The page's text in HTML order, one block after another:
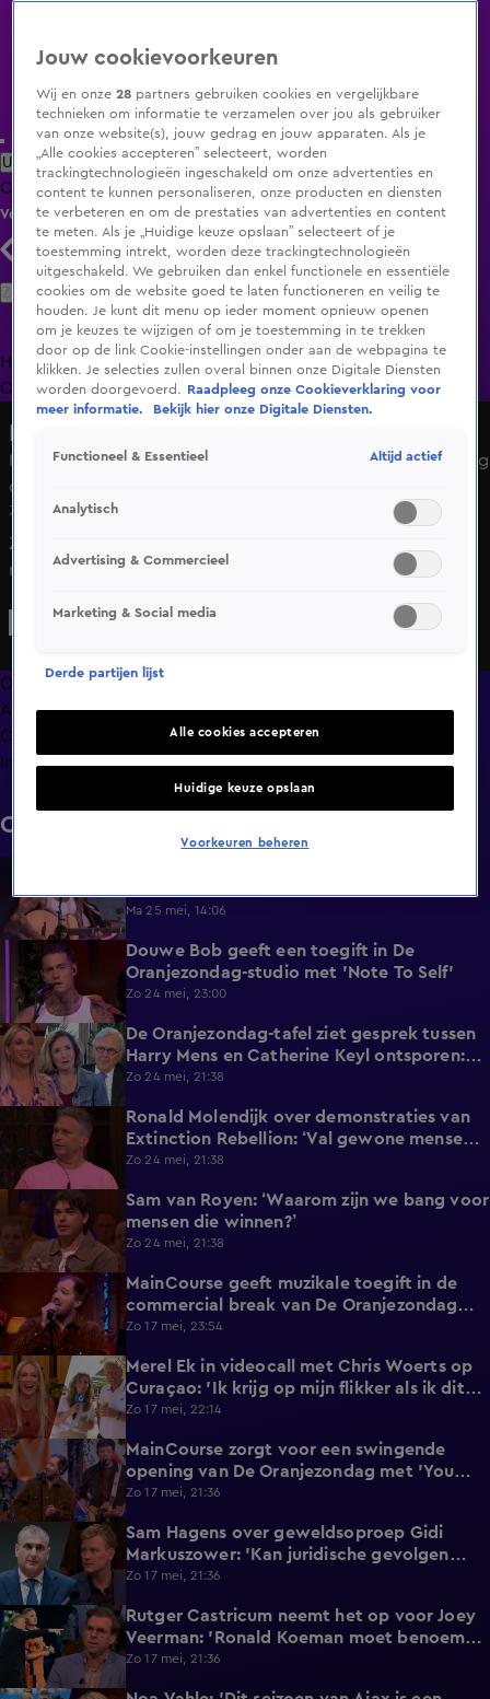
Uitzending Gemist Populaire programma's Zenders Genres
ClipsFilmsRadioSmart TV inlogShop
Volg KIJK
Zoeken
HomeUitzending Gemist Programma's De Bondgenoten
OranjezomerLivestreamsShop
Merel Ek in videocall met Chris Woerts op Curaçao: 'Ik krijg
op mijn flikker als ik dit laat zien!'
Zo 17 mei, 22:14
Zondagavond werd in De Oranjezondag live geschakeld
met Merel Ek en Chris Woerts vanuit Curaçao, waar
plaatsvindt.
Overzicht
Afleveringen
Clips
Info
Clips
Ma 25 mei, 14:06
3:24
Douwe Bob geeft een toegift in De
Oranjezondag-studio met 'Note To Self'
Zo 24 mei, 23:00
2:04
De Oranjezondag-tafel ziet gesprek tussen
Harry Mens en Catherine Keyl ontsporen:
‘Culttelevisie!’
Zo 24 mei, 21:38
Ronald Molendijk over demonstraties van
Extinction Rebellion: ‘Val gewone mensen
er niet mee lastig!’
Zo 24 mei, 21:38
0:57
Sam van Royen: ‘Waarom zijn we bang voor
mensen die winnen?’
Zo 24 mei, 21:38
MainCourse geeft muzikale toegift in de
commercial break van De Oranjezondag
met 'Juliet'
Zo 17 mei, 23:54
3:19
Merel Ek in videocall met Chris Woerts op
Curaçao: 'Ik krijg op mijn flikker als ik dit
laat zien!'
Zo 17 mei, 22:14
1:48
MainCourse zorgt voor een swingende
opening van De Oranjezondag met 'You
Win Again'
Zo 17 mei, 21:36
8:40
Sam Hagens over geweldsoproep Gidi
Markuszower: 'Kan juridische gevolgen
hebben'
Zo 17 mei, 21:36
1:51
Rutger Castricum neemt het op voor Joey
Veerman: 'Ronald Koeman moet benoemen
wat het is!'
Zo 17 mei, 21:36
Jouw cookievoorkeuren
Wij en onze28 partners gebruiken cookies en vergelijkbare
technieken om informatie te verzamelen over jou als gebruiker
van onze website(s), jouw gedrag en jouw apparaten. Als je
„Alle cookies accepteren” selecteert, worden
trackingtechnologieën ingeschakeld om onze advertenties en
content te kunnen personaliseren, onze producten en diensten
te verbeteren en om de prestaties van advertenties en content
te meten. Als je „Huidige keuze opslaan” selecteert of je
toestemming intrekt, worden deze trackingtechnologieën
uitgeschakeld. We gebruiken dan enkel functionele en essentiële
cookies om de website goed te laten functioneren en veilig te
houden. Je kunt dit menu op ieder moment opnieuw openen
om je keuzes te wijzigen of om je toestemming in te trekken
door op de link Cookie-instellingen onder aan de webpagina te
klikken. Je selecties zullen overal binnen onze Digitale Diensten
worden doorgevoerd.
Raadpleeg onze Cookieverklaring voor
meer informatie.
Bekijk hier onze Digitale Diensten.
Functioneel & Essentieel Altijd actief
Analytisch
Advertising & Commercieel
Marketing & Social media
Derde partijen lijst
Alle cookies accepteren
Huidige keuze opslaan
Voorkeuren beheren